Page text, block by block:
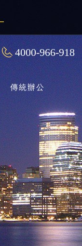
4000-966-918
傳統辦公